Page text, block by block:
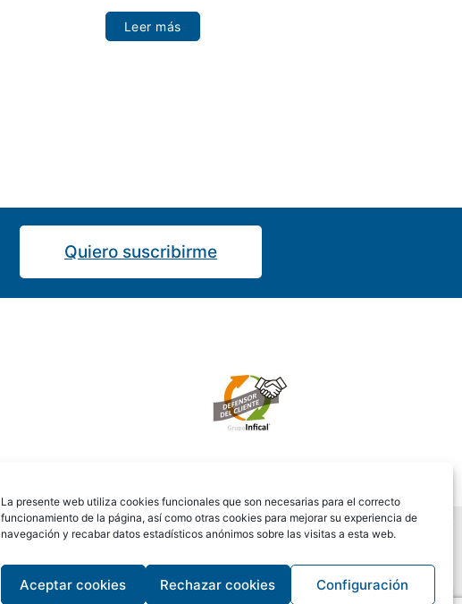
La presente web utiliza cookies funcionales que son necesarias para el correcto
funcionamiento de la página, así como otras cookies para mejorar su experiencia de
navegación y recabar datos estadísticos anónimos sobre las visitas a esta web.
Aceptar cookies Rechazar cookies Configuración
Leer más
Quiero suscribirme